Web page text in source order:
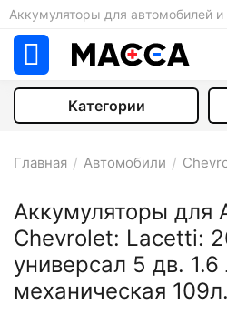
Аккумуляторы для автомобилей и
Категории
Аккумуляторы для
Chevrolet: Lacetti:
универсал 5 дв. 1.6
механическая
Главная / Автомобили /